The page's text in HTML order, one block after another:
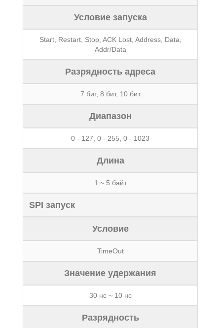
Условие запуска
Start, Restart, Stop, ACK Lost, Address, Data,
Addr/Data
Разрядность адреса
7 бит, 8 бит, 10 бит
Диапазон
0 - 127, 0 - 255, 0 - 1023
Длина
1 ~ 5 байт
SPI запуск
Условие
TimeOut
Значение удержания
30 нс ~ 10 нс
Разрядность